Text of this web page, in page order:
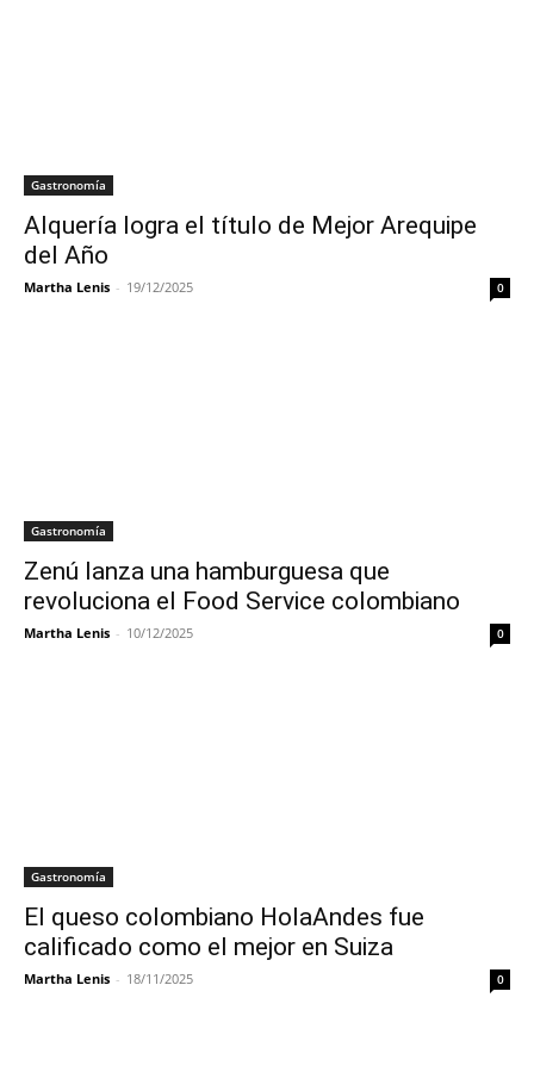
Gastronomía
Alquería logra el título de Mejor Arequipe
del Año
Martha Lenis - 19/12/2025 0
Gastronomía
Zenú lanza una hamburguesa que
revoluciona el Food Service colombiano
Martha Lenis - 10/12/2025 0
Gastronomía
El queso colombiano HolaAndes fue
calificado como el mejor en Suiza
Martha Lenis - 18/11/2025 0